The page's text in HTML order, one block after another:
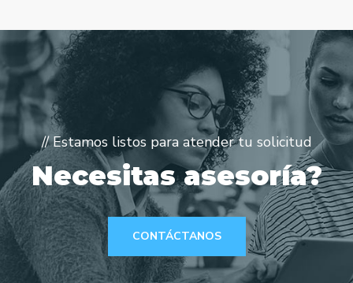
// Estamos listos para atender tu solicitud
Necesitas asesoría?
CONTÁCTANOS